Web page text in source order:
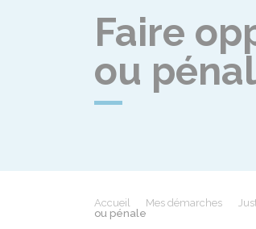
Faire
ou
Accueil Mes démarches
ou pénale